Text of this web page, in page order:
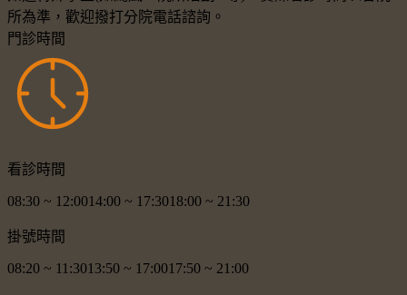
所為準，歡迎撥打分院電話諮詢。
門診時間
看診時間
08:30 ~ 12:0014:00 ~ 17:3018:00 ~ 21:30
掛號時間
08:20 ~ 11:3013:50 ~ 17:0017:50 ~ 21:00